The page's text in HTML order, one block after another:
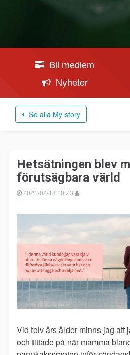
Bli medlem
Nyheter
Se alla My story
Hetsätningen blev
förutsägbara värld
2021-02-18 10:23
Vid tolv års ålder minns jag att
och tittade på när mamma